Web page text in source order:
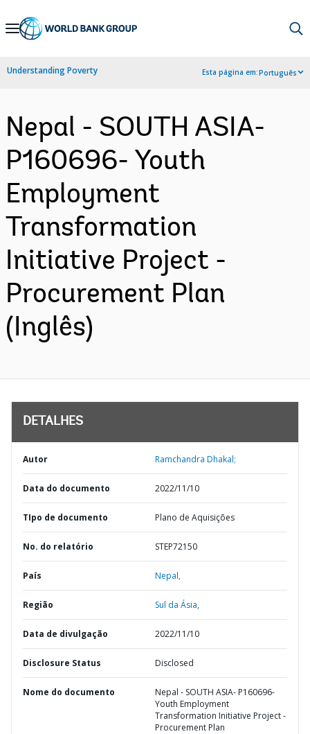
Skip
Navigation
Understanding Poverty Esta página em:Português
Nepal - SOUTH ASIA-
P160696- Youth
Employment
Transformation
Initiative Project -
Procurement Plan
(Inglês)
DETALHES
Autor Ramchandra Dhakal;
Data do documento 2022/11/10
TIpo de documento Plano de Aquisições
No. do relatório STEP72150
País Nepal,
Região Sul da Ásia,
Data de divulgação 2022/11/10
Disclosure Status Disclosed
Nome do documento
Nepal - SOUTH ASIA- P160696-
Youth Employment
Transformation Initiative Project -
Procurement Plan